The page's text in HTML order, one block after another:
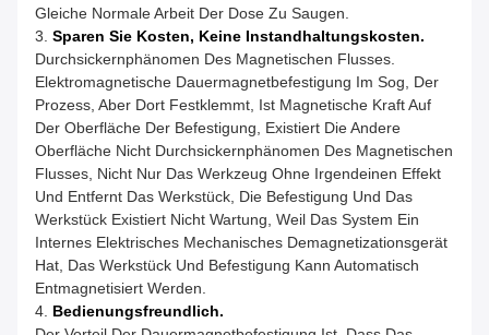
Gleiche Normale Arbeit Der Dose Zu Saugen.
3. Sparen Sie Kosten, Keine Instandhaltungskosten.
Durchsickernphänomen Des Magnetischen Flusses.
Elektromagnetische Dauermagnetbefestigung Im Sog, Der
Prozess, Aber Dort Festklemmt, Ist Magnetische Kraft Auf
Der Oberfläche Der Befestigung, Existiert Die Andere
Oberfläche Nicht Durchsickernphänomen Des Magnetischen
Flusses, Nicht Nur Das Werkzeug Ohne Irgendeinen Effekt
Und Entfernt Das Werkstück, Die Befestigung Und Das
Werkstück Existiert Nicht Wartung, Weil Das System Ein
Internes Elektrisches Mechanisches Demagnetizationsgerät
Hat, Das Werkstück Und Befestigung Kann Automatisch
Entmagnetisiert Werden.
4. Bedienungsfreundlich.